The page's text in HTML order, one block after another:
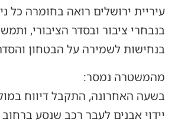
עיריית ירושלים רואה בחומרה כל
בנבחרי ציבור ובסדר הציבורי,
בנחישות לשמירה על הבטחון
מהמשטרה נמסר:
בשעה האחרונה, התקבל דיווח
יידוי אבנים לעבר רכב שנסע ברחוב